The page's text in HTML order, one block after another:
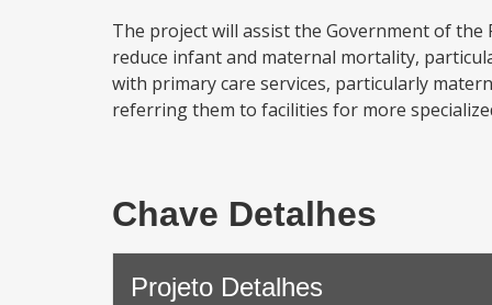
The project will assist the Government of
reduce infant and maternal mortality,
with primary care services, particularly
referring them to facilities for more
Chave Detalhes
Projeto Detalhes